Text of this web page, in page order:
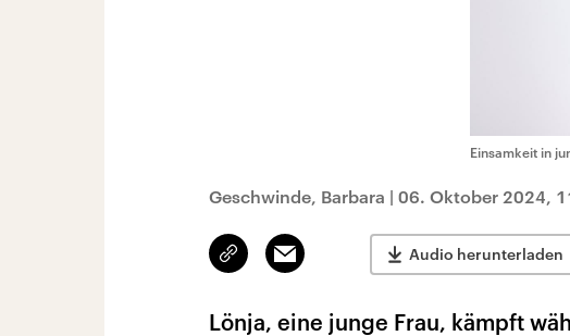
Einsamkeit in
Geschwinde, Barbara | 06. Oktober 2024,
Link
kopieren/teilen
Email Audio herunterladen
Lönja, eine junge Frau, kämpft